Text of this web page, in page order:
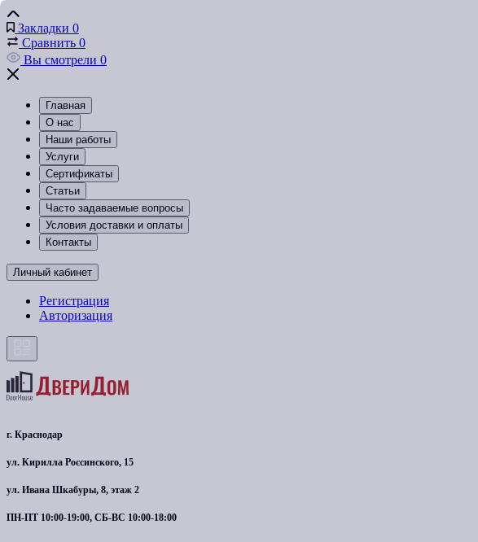
Закладки 0
Сравнить 0
Вы смотрели 0
Главная
О нас
Наши работы
Услуги
Сертификаты
Статьи
Часто задаваемые вопросы
Условия доставки и оплаты
Контакты
Личный кабинет
Регистрация
Авторизация
г. Краснодар
ул. Кирилла Россинского, 15
ул. Ивана Шкабуры, 8, этаж 2
ПН-ПТ 10:00-19:00, СБ-ВС 10:00-18:00